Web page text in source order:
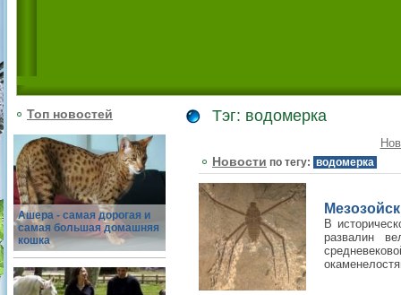
Топ новостей
Ашера - самая дорогая и
самая большая домашняя
кошка
Тэг: водомерка
Новости по тегу: водомерка
В
развалин